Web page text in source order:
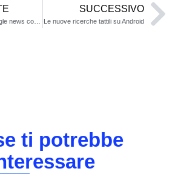
SUCCESSIVO
Le nuove ricerche tattili su Android
ti potrebbe